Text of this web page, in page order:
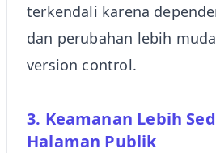
terkendali karena
dan perubahan lebih
version control.
3. Keamanan Lebih
Halaman Publik